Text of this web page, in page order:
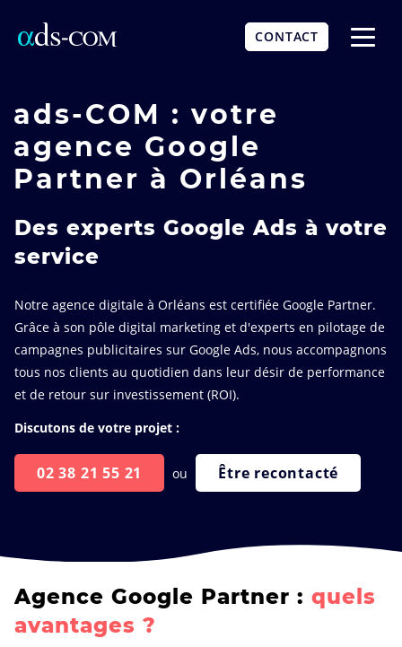
CONTACT
ads-COM : votre
agence Google
Partner à Orléans
Des experts Google Ads à votre
service
Notre agence digitale à Orléans est certifiée Google Partner.
Grâce à son pôle digital marketing et d'experts en pilotage de
campagnes publicitaires sur Google Ads, nous accompagnons
tous nos clients au quotidien dans leur désir de performance
et de retour sur investissement (ROI).
Discutons de votre projet :
02 38 21 55 21 ou Être recontacté
Agence Google Partner : quels
avantages ?